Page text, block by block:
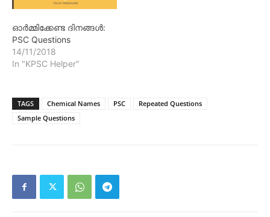
ഓർമ്മിക്കേണ്ട ദിനങ്ങൾ:
PSC Questions
14/11/2018
In "KPSC Helper"
TAGS Chemical Names PSC
Repeated Questions
Sample Questions